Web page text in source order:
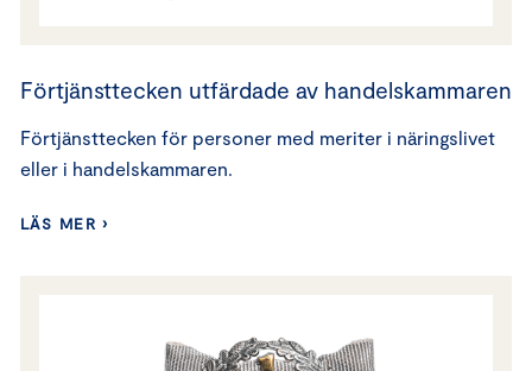
Förtjänsttecken utfärdade av handelskammaren
Förtjänsttecken för personer med meriter i näringslivet
eller i handelskammaren.
LÄS MER ›